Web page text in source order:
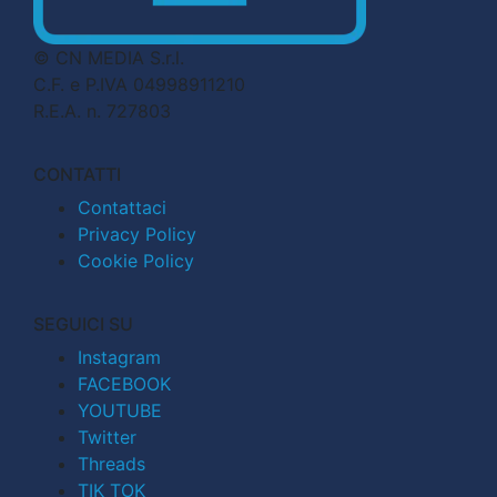
© CN MEDIA S.r.l.
C.F. e P.IVA 04998911210
R.E.A. n. 727803
CONTATTI
Contattaci
Privacy Policy
Cookie Policy
SEGUICI SU
Instagram
FACEBOOK
YOUTUBE
Twitter
Threads
TIK TOK